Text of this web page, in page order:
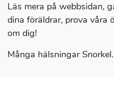
Läs mera på webbsidan,
dina föräldrar, prova våra
om dig!
Många hälsningar Snorkel.